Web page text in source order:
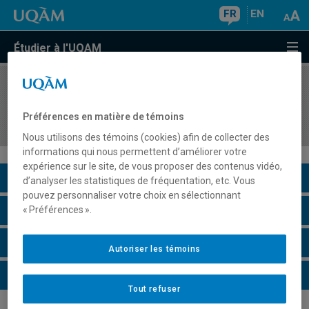
FR EN
Étudier à l'UQAM
COURS//
fondements aux pratiques
Description du cours
Horaire - Été 2026
Horaire - Automne 2026
Horaire - Hiver 2027
Préférences en matière de témoins
Nous utilisons des témoins (cookies) afin de collecter des
informations qui nous permettent d’améliorer votre
expérience sur le site, de vous proposer des contenus vidéo,
d’analyser les statistiques de fréquentation, etc. Vous
pouvez personnaliser votre choix en sélectionnant
« Préférences ».
Tout refuser
Autoriser les témoins